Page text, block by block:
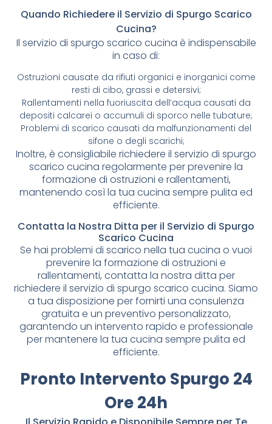
Quando Richiedere il Servizio di Spurgo Scarico
Cucina?
Il servizio di spurgo scarico cucina è indispensabile
in caso di:
Ostruzioni causate da rifiuti organici e inorganici come
resti di cibo, grassi e detersivi;
Rallentamenti nella fuoriuscita dell’acqua causati da
depositi calcarei o accumuli di sporco nelle tubature;
Problemi di scarico causati da malfunzionamenti del
sifone o degli scarichi;
Inoltre, è consigliabile richiedere il servizio di spurgo
scarico cucina regolarmente per prevenire la
formazione di ostruzioni e rallentamenti,
mantenendo così la tua cucina sempre pulita ed
efficiente.
Contatta la Nostra Ditta per il Servizio di Spurgo
Scarico Cucina
Se hai problemi di scarico nella tua cucina o vuoi
prevenire la formazione di ostruzioni e
rallentamenti, contatta la nostra ditta per
richiedere il servizio di spurgo scarico cucina. Siamo
a tua disposizione per fornirti una consulenza
gratuita e un preventivo personalizzato,
garantendo un intervento rapido e professionale
per mantenere la tua cucina sempre pulita ed
efficiente.
Pronto Intervento Spurgo 24
Ore 24h